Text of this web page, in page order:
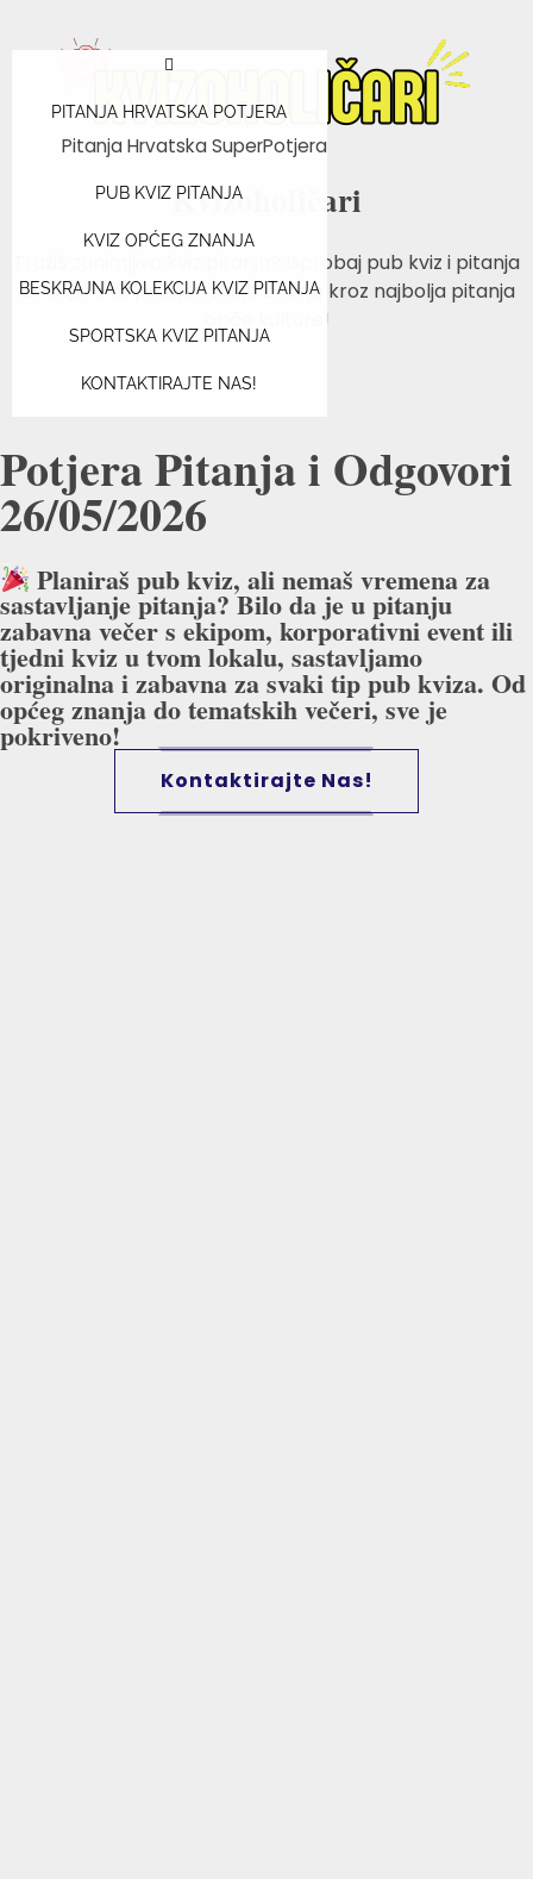
Kvizoholičari
Tražiš zanimljiva kviz pitanja? Isprobaj pub kviz i pitanja
iz Potjere te provjeri svoje znanje kroz najbolja pitanja
opće kulture!
PITANJA HRVATSKA POTJERA
Pitanja Hrvatska SuperPotjera
PUB KVIZ PITANJA
KVIZ OPĆEG ZNANJA
BESKRAJNA KOLEKCIJA KVIZ PITANJA
SPORTSKA KVIZ PITANJA
KONTAKTIRAJTE NAS!
Potjera Pitanja i Odgovori
26/05/2026
Planiraš pub kviz, ali nemaš vremena za
sastavljanje pitanja? Bilo da je u pitanju
zabavna večer s ekipom, korporativni event ili
tjedni kviz u tvom lokalu, sastavljamo
originalna i zabavna za svaki tip pub kviza. Od
općeg znanja do tematskih večeri, sve je
pokriveno!
Kontaktirajte Nas!